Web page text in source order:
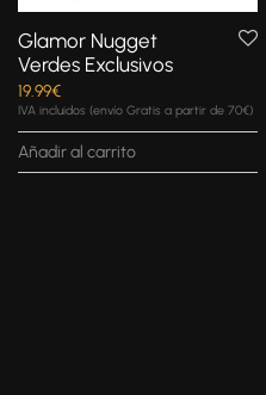
Glamor Nugget
Verdes Exclusivos
19.99€
IVA incluidos (envío Gratis a partir de 70€)
Añadir al carrito